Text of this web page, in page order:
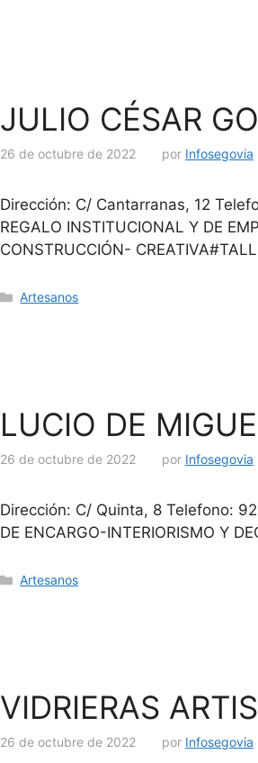
JULIO CÉSAR
26 de octubre de 2022 por Infosegovia
Dirección: C/ Cantarranas, 12
REGALO INSTITUCIONAL Y DE
CONSTRUCCIÓN-
Artesanos
LUCIO DE
26 de octubre de 2022 por Infosegovia
Dirección: C/ Quinta, 8 Telefono:
DE ENCARGO-INTERIORISMO Y
Artesanos
VIDRIERAS
26 de octubre de 2022 por Infosegovia